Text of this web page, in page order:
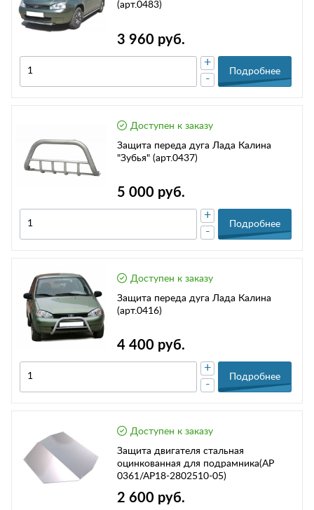
(арт.0483)
3 960 руб.
-
+
Подробнее
Доступен к заказу
Защита переда дуга Лада Калина
"Зубья" (арт.0437)
5 000 руб.
-
+
Подробнее
Доступен к заказу
Защита переда дуга Лада Калина
(арт.0416)
4 400 руб.
-
+
Подробнее
Доступен к заказу
Защита двигателя стальная
оцинкованная для подрамника(АР
0361/АР18-2802510-05)
2 600 руб.